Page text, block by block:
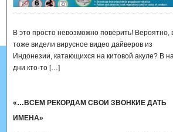
В это просто невозможно поверить! Вероятно,
тоже видели вирусное видео дайверов из
Индонезии, катающихся на китовой акуле? В
дни кто-то […]
«…ВСЕМ РЕКОРДАМ СВОИ ЗВОНКИЕ ДАТЬ
ИМЕНА»